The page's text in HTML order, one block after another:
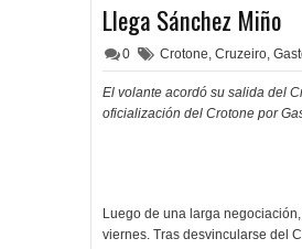
Llega Sánchez Miño
0 Crotone, Cruzeiro,
El volante acordó su salida del
oficialización del Crotone por
Luego de una larga
viernes. Tras desvincularse del